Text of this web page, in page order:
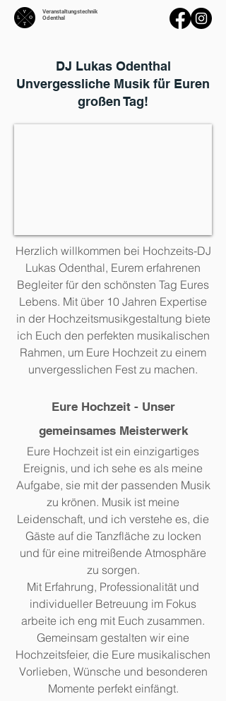
Veranstaltungstechnik
Odenthal
DJ Lukas Odenthal
Unvergessliche Musik für Euren
großen Tag!
Herzlich willkommen bei Hochzeits-DJ
Lukas Odenthal, Eurem erfahrenen
Begleiter für den schönsten Tag Eures
Lebens. Mit über 10 Jahren Expertise
in der Hochzeitsmusikgestaltung biete
ich Euch den perfekten musikalischen
Rahmen, um Eure Hochzeit zu einem
unvergesslichen Fest zu machen.
Eure Hochzeit - Unser
gemeinsames Meisterwerk
Eure Hochzeit ist ein einzigartiges
Ereignis, und ich sehe es als meine
Aufgabe, sie mit der passenden Musik
zu krönen. Musik ist meine
Leidenschaft, und ich verstehe es, die
Gäste auf die Tanzfläche zu locken
und für eine mitreißende Atmosphäre
zu sorgen.
Mit Erfahrung, Professionalität und
individueller Betreuung im Fokus
arbeite ich eng mit Euch zusammen.
Gemeinsam gestalten wir eine
Hochzeitsfeier, die Eure musikalischen
Vorlieben, Wünsche und besonderen
Momente perfekt einfängt.